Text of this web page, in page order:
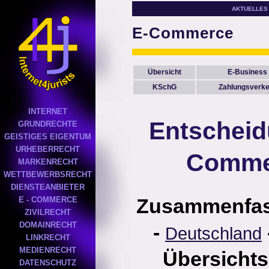
INTERNET
GRUNDRECHTE
GEISTIGES EIGENTUM
URHEBERRECHT
MARKENRECHT
WETTBEWERBSRECHT
DIENSTEANBIETER
E - COMMERCE
ZIVILRECHT
DOMAINRECHT
LINKRECHT
MEDIENRECHT
DATENSCHUTZ
AKTUELLES
E-Commerce
Übersicht
E-Business
KSchG
- Deutschland